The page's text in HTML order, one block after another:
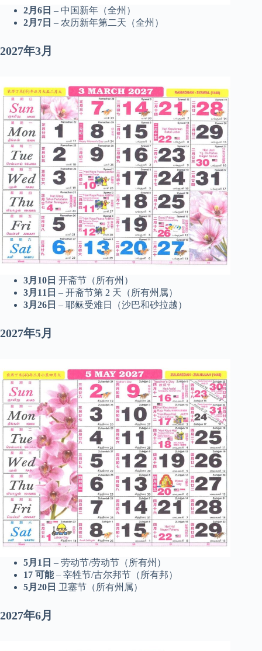
2月6日 – 中国新年（全州）
2月7日 – 农历新年第二天（全州）
2027年3月
3月10日 开斋节（所有州）
3月11日 – 开斋节第 2 天（所有州属）
3月26日 – 耶稣受难日（沙巴和砂拉越）
2027年5月
5月1日 – 劳动节/劳动节（所有州）
17 可能– 宰牲节/古尔邦节（所有邦）
5月20日 卫塞节（所有州属）
2027年6月